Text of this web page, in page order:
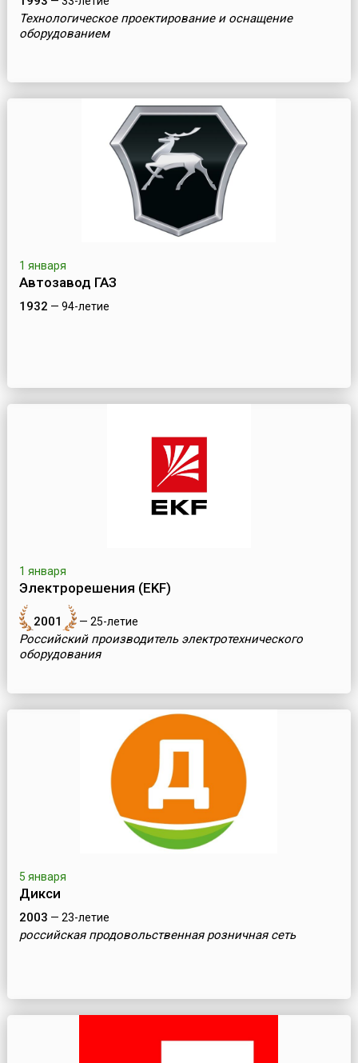
Технологическое проектирование и оснащение
оборудованием
1 января
Автозавод ГАЗ
1932 — 94-летие
1 января
Электрорешения (EKF)
2001 — 25-летие
Российский производитель электротехнического
оборудования
5 января
Дикси
2003 — 23-летие
российская продовольственная розничная сеть